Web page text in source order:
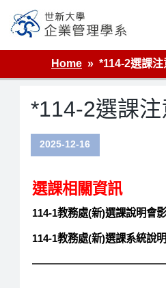
content
世新大學企業管理學系
Home
*114-2選課
*114-2選課
2025-12-16
選課相關資訊
114-1教務處(新)選課說明會
114-1教務處(新)選課系統說